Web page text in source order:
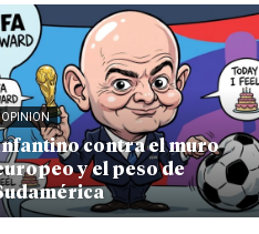
OPINION
contra el muro
y el peso de